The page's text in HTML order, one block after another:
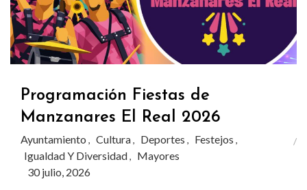
Programación Fiestas de
Manzanares El Real 2026
Ayuntamiento , Cultura, Deportes , Festejos ,
Igualdad Y Diversidad, Mayores
30 julio, 2026